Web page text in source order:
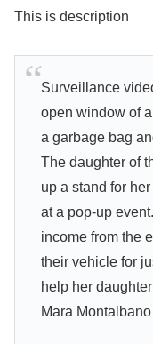
This is description
Surveillance
open window of
a garbage bag
The daughter of
up a stand for
at a pop-up
income from the
their vehicle for
help her
Mara